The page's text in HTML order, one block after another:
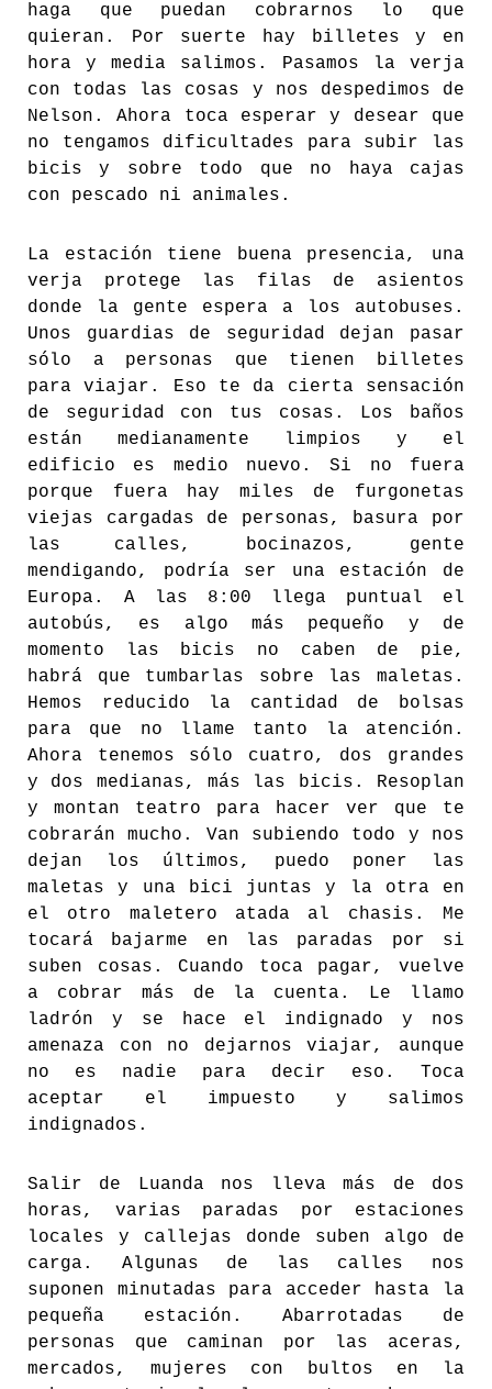
haga que puedan cobrarnos lo que
quieran. Por suerte hay billetes y en
hora y media salimos. Pasamos la verja
con todas las cosas y nos despedimos de
Nelson. Ahora toca esperar y desear que
no tengamos dificultades para subir las
bicis y sobre todo que no haya cajas
con pescado ni animales.
La estación tiene buena presencia, una
verja protege las filas de asientos
donde la gente espera a los autobuses.
Unos guardias de seguridad dejan pasar
sólo a personas que tienen billetes
para viajar. Eso te da cierta sensación
de seguridad con tus cosas. Los baños
están medianamente limpios y el
edificio es medio nuevo. Si no fuera
porque fuera hay miles de furgonetas
viejas cargadas de personas, basura por
las calles, bocinazos, gente
mendigando, podría ser una estación de
Europa. A las 8:00 llega puntual el
autobús, es algo más pequeño y de
momento las bicis no caben de pie,
habrá que tumbarlas sobre las maletas.
Hemos reducido la cantidad de bolsas
para que no llame tanto la atención.
Ahora tenemos sólo cuatro, dos grandes
y dos medianas, más las bicis. Resoplan
y montan teatro para hacer ver que te
cobrarán mucho. Van subiendo todo y nos
dejan los últimos, puedo poner las
maletas y una bici juntas y la otra en
el otro maletero atada al chasis. Me
tocará bajarme en las paradas por si
suben cosas. Cuando toca pagar, vuelve
a cobrar más de la cuenta. Le llamo
ladrón y se hace el indignado y nos
amenaza con no dejarnos viajar, aunque
no es nadie para decir eso. Toca
aceptar el impuesto y salimos
indignados.
Salir de Luanda nos lleva más de dos
horas, varias paradas por estaciones
locales y callejas donde suben algo de
carga. Algunas de las calles nos
suponen minutadas para acceder hasta la
pequeña estación. Abarrotadas de
personas que caminan por las aceras,
mercados, mujeres con bultos en la